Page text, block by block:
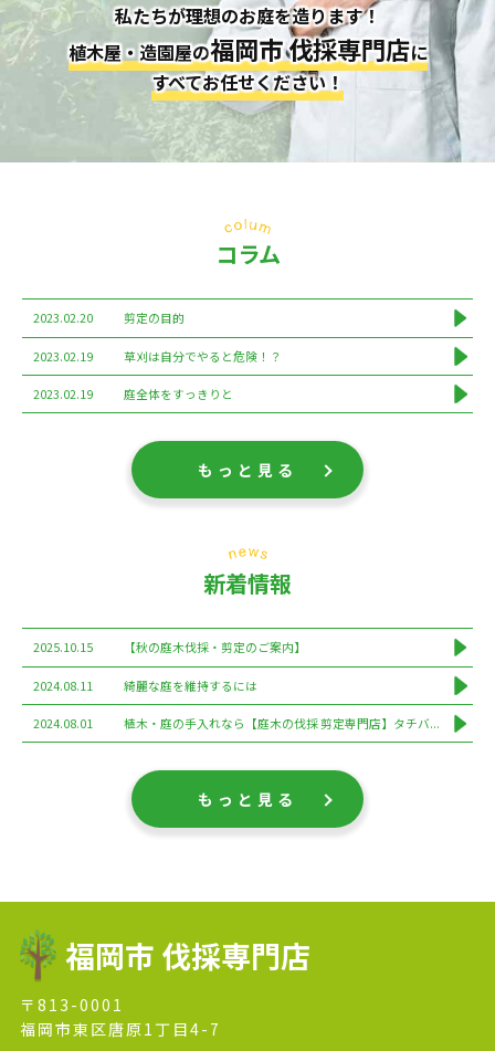
私たちが理想のお庭を造ります！
植木屋・造園屋の福岡市 伐採専門店に
すべてお任せください！
コラム
2023.02.20 剪定の目的
2023.02.19 草刈は自分でやると危険！？
2023.02.19 庭全体をすっきりと
もっと見る
新着情報
2025.10.15 【秋の庭木伐採・剪定のご案内】
2024.08.11 綺麗な庭を維持するには
2024.08.01 植木・庭の手入れなら【庭木の伐採 剪定専門店】タチバ...
もっと見る
福岡市 伐採専門店
〒813-0001
福岡市東区唐原1丁目4-7